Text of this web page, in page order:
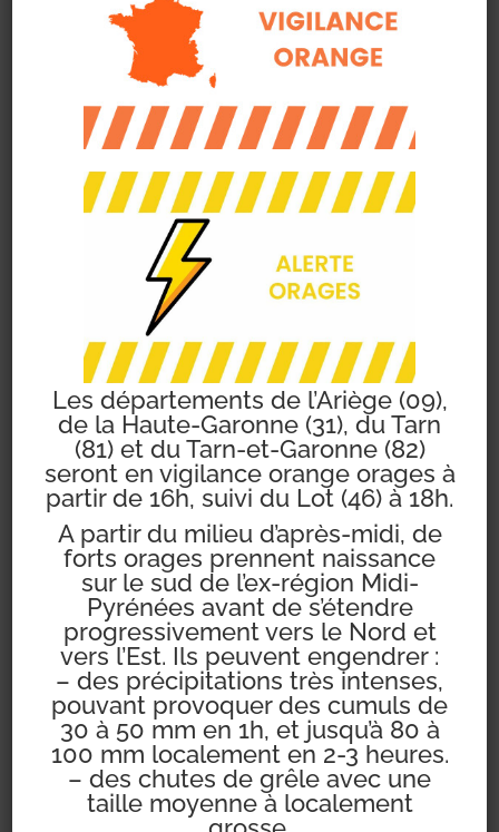
La route de Belberaud (après le
pont de l’autoroute) sera coupée
du mardi 21 novembre au vendredi
1er décembre 2023 pour des
de roulement.
Mairie de Pompertuzat
Pompertuzat
6
couvert

51 rue Jane Dieulafoy
Les départements de l’Ariège (09),
de la Haute-Garonne (31), du Tarn
(81) et du Tarn-et-Garonne (82)
seront en vigilance orange orages à
partir de 16h, suivi du Lot (46) à 18h.
A partir du milieu d’après-midi, de
forts orages prennent naissance
sur le sud de l’ex-région Midi-
Pyrénées avant de s’étendre
progressivement vers le Nord et
vers l’Est. Ils peuvent engendrer :
– des précipitations très intenses,
pouvant provoquer des cumuls de
30 à 50 mm en 1h, et jusqu’à 80 à
100 mm localement en 2-3 heures.
– des chutes de grêle avec une
taille moyenne à localement